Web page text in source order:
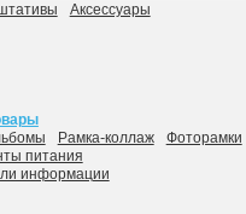
Аксессуары
Рамка-коллаж
Фоторамки
питания
информации